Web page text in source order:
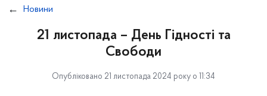
Новини
21 листопада – День Гідності та
Свободи
Опубліковано 21 листопада 2024 року о 11:34